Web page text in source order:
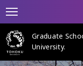
Graduate
University.